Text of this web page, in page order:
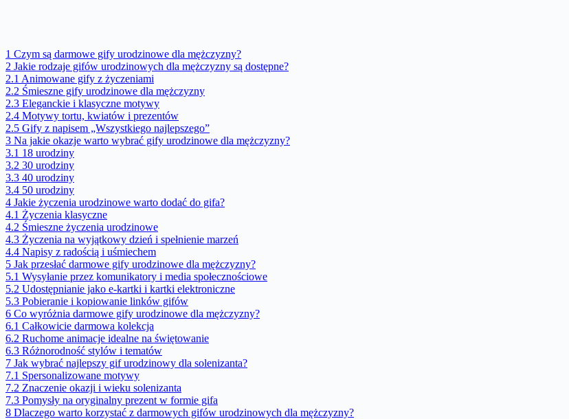
1 Czym są darmowe gify urodzinowe dla mężczyzny?
2 Jakie rodzaje gifów urodzinowych dla mężczyzny są dostępne?
2.1 Animowane gify z życzeniami
2.2 Śmieszne gify urodzinowe dla mężczyzny
2.3 Eleganckie i klasyczne motywy
2.4 Motywy tortu, kwiatów i prezentów
2.5 Gify z napisem „Wszystkiego najlepszego”
3 Na jakie okazje warto wybrać gify urodzinowe dla mężczyzny?
3.1 18 urodziny
3.2 30 urodziny
3.3 40 urodziny
3.4 50 urodziny
4 Jakie życzenia urodzinowe warto dodać do gifa?
4.1 Życzenia klasyczne
4.2 Śmieszne życzenia urodzinowe
4.3 Życzenia na wyjątkowy dzień i spełnienie marzeń
4.4 Napisy z radością i uśmiechem
5 Jak przesłać darmowe gify urodzinowe dla mężczyzny?
5.1 Wysyłanie przez komunikatory i media społecznościowe
5.2 Udostępnianie jako e-kartki i kartki elektroniczne
5.3 Pobieranie i kopiowanie linków gifów
6 Co wyróżnia darmowe gify urodzinowe dla mężczyzny?
6.1 Całkowicie darmowa kolekcja
6.2 Ruchome animacje idealne na świętowanie
6.3 Różnorodność stylów i tematów
7 Jak wybrać najlepszy gif urodzinowy dla solenizanta?
7.1 Spersonalizowane motywy
7.2 Znaczenie okazji i wieku solenizanta
7.3 Pomysły na oryginalny prezent w formie gifa
8 Dlaczego warto korzystać z darmowych gifów urodzinowych dla mężczyzny?